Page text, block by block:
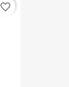
favorite_border